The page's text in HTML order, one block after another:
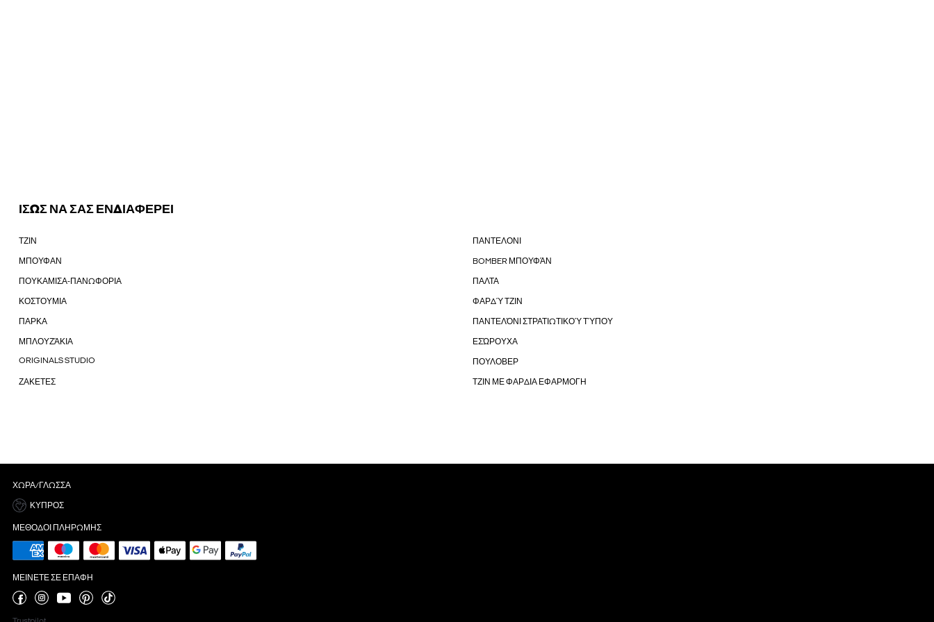
ΙΣΩΣ ΝΑ ΣΑΣ ΕΝΔΙΑΦΕΡΕΙ
ΤΖΙΝ ΠΑΝΤΕΛΟΝΙ
ΜΠΟΥΦΑΝ BOMBER ΜΠΟΥΦΆΝ
ΠΟΥΚΑΜΙΣΑ-ΠΑΝΩΦΟΡΙΑ ΠΑΛΤΑ
ΚΟΣΤΟΥΜΙΑ ΦΑΡΔΎ ΤΖΙΝ
ΠΑΡΚΑ ΠΑΝΤΕΛΌΝΙ ΣΤΡΑΤΙΩΤΙΚΟΎ ΤΎΠΟΥ
ΜΠΛΟΥΖΆΚΙΑ ΕΣΏΡΟΥΧΑ
ORIGINALS STUDIO ΠΟΥΛΟΒΕΡ
ΖΑΚΕΤΕΣ ΤΖΙΝ ΜΕ ΦΑΡΔΙΑ ΕΦΑΡΜΟΓΗ
ΧΏΡΑ/ΓΛΏΣΣΑ
ΚΎΠΡΟΣ
ΜΈΘΟΔΟΙ ΠΛΗΡΩΜΉΣ
ΜΕΊΝΕΤΕ ΣΕ ΕΠΑΦΉ